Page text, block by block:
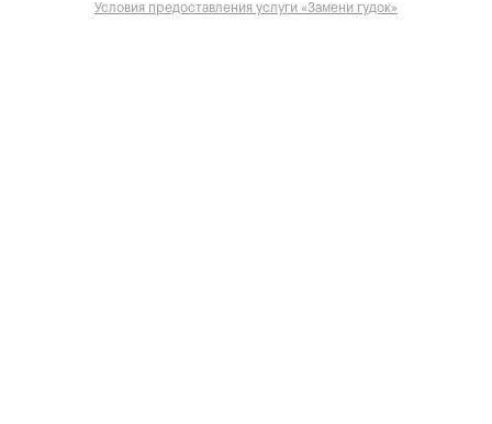
Условия предоставления услуги «Замени гудок»